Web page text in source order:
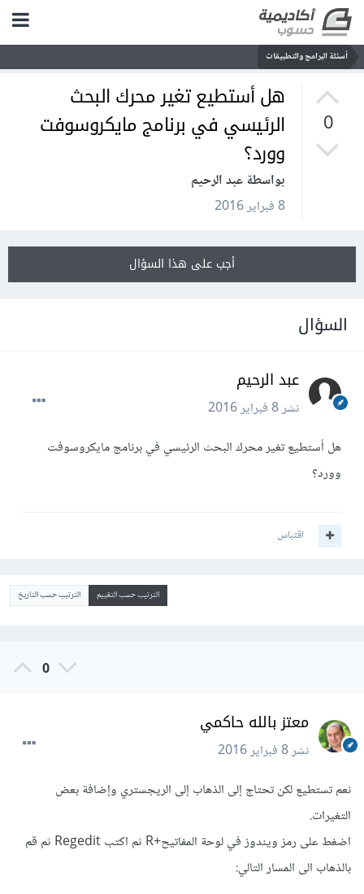
أسئلة البرامج والتطبيقات
0
هل أستطيع تغير محرك البحث
الرئيسي في برنامج مايكروسوفت
وورد؟
بواسطة عبد الرحيم
8 فبراير 2016
أجب على هذا السؤال
السؤال
عبد الرحيم
نشر8 فبراير 2016
هل أستطيع تغير محرك البحث الرئيسي في برنامج مايكروسوفت
وورد؟
اقتباس
الترتيب حسب التقييم الترتيب حسب التاريخ
0
معتز بالله حاكمي
نشر8 فبراير 2016
نعم تستطيع لكن تحتاج إلى الذهاب إلى الريجستري وإضافة بعض
التغيرات.
اضغط على رمز ويندوز في لوحة المفاتيح+R ثم اكتب Regedit ثم قم
بالذهاب الى المسار التالي: